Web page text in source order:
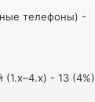
телефоны) -
- 13 (4%)